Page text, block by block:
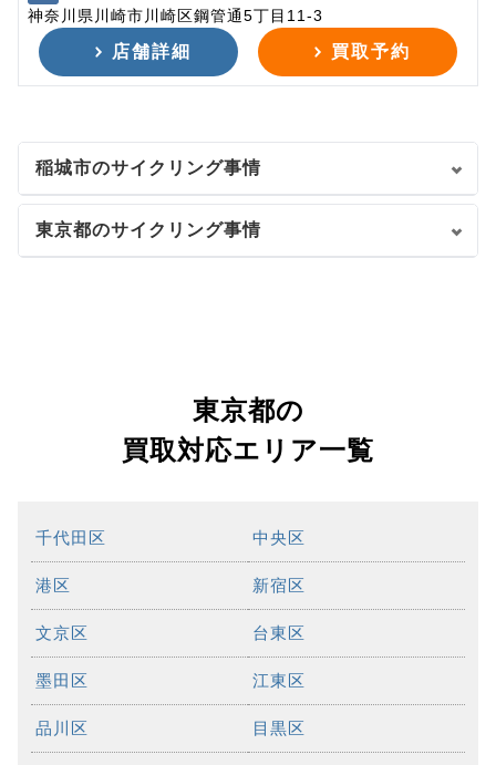
神奈川県川崎市川崎区鋼管通5丁目11-3
店舗詳細 買取予約
稲城市のサイクリング事情
東京都のサイクリング事情
東京都の
買取対応エリア一覧
千代田区 中央区
港区 新宿区
文京区 台東区
墨田区 江東区
品川区 目黒区